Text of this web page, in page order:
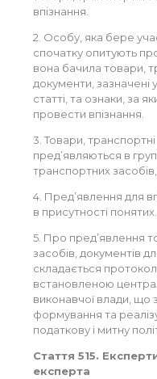
впізнання.
2. Особу, яка бере
спочатку опитують
вона бачила товари,
документи, зазначені
статті, та ознаки, за
провести впізнання.
3. Товари,
пред’являються в
транспортних
4. Пред’явлення для
в присутності понятих.
5. Про пред’явлення
засобів, документів
складається
встановленою
виконавчої влади, що
формування та
податкову і митну
Стаття 515.
експерта